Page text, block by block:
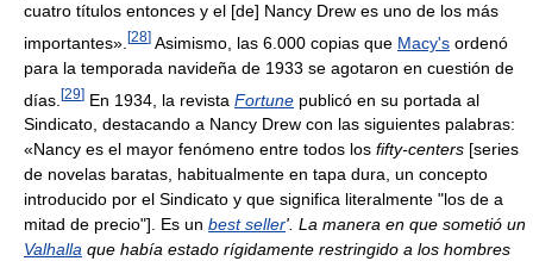
cuatro títulos entonces y el [de] Nancy Drew es uno de los más
importantes». [28] Asimismo, las 6.000 copias que Macy's ordenó
para la temporada navideña de 1933 se agotaron en cuestión de
días. [29] En 1934, la revista Fortune publicó en su portada al
Sindicato, destacando a Nancy Drew con las siguientes palabras:
«Nancy es el mayor fenómeno entre todos los fifty-centers [series
de novelas baratas, habitualmente en tapa dura, un concepto
introducido por el Sindicato y que significa literalmente "los de a
mitad de precio"]. Es un best seller'. La manera en que sometió un
Valhalla que había estado rígidamente restringido a los hombres